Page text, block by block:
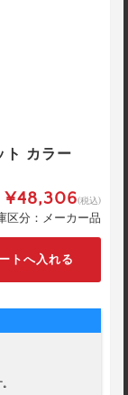
ト カラー
¥48,306(税込)
区分：メーカー品